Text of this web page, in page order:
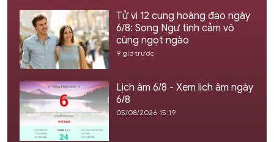
Tử vi 12 cung hoàng đạo ngày
6/8: Song Ngư tình cảm vô
cùng ngọt ngào
9 giờ trước
Lịch âm 6/8 - Xem lịch âm ngày
6/8
05/08/2026 15:19